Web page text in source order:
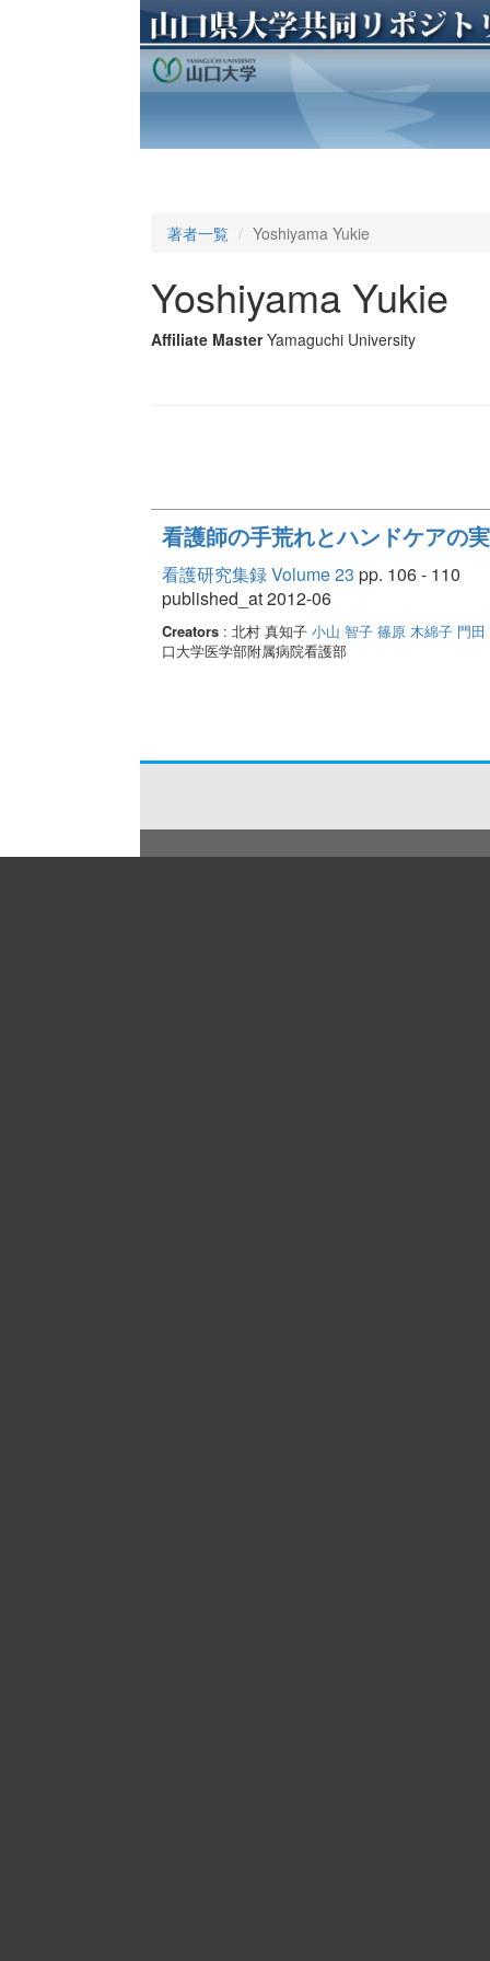
著者一覧 Yoshiyama Yukie
Yoshiyama Yukie
Affiliate Master Yamaguchi University
看護師の手荒れとハンドケアの
看護研究集録 Volume 23 pp. 106 - 110
published_at 2012-06
Creators: 北村 真知子 小山 智子 篠原 木綿子 門田
口大学医学部附属病院看護部